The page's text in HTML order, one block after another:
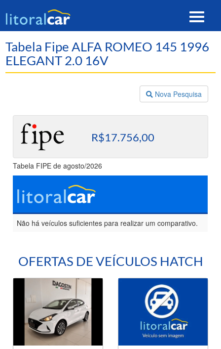
Toggle
Tabela Fipe ALFA ROMEO 145 1996
ELEGANT 2.0 16V
Nova Pesquisa
R$17.756,00
Tabela FIPE de agosto/2026
Não há veículos suficientes para realizar um comparativo.
OFERTAS DE VEÍCULOS HATCH